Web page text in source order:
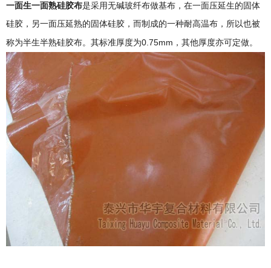
一面生一面熟硅胶布是采用无碱玻纤布做基布，在一面压延生的固体
硅胶，另一面压延熟的固体硅胶，而制成的一种耐高温布，所以也被
称为半生半熟硅胶布。其标准厚度为0.75mm ，其他厚度亦可定做。